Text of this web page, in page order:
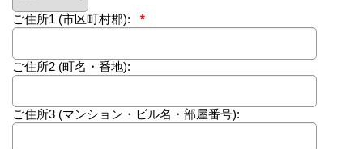
ご住所1 (市区町村郡): *
ご住所2 (町名・番地):
ご住所3 (マンション・ビル名・部屋番号):